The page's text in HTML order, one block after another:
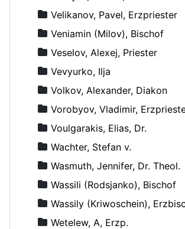
Velikanov, Pavel, Erzpriester
Veniamin (Milov), Bischof
Veselov, Alexej, Priester
Vevyurko, Ilja
Volkov, Alexander, Diakon
Vorobyov, Vladimir,
Voulgarakis, Elias, Dr.
Wachter, Stefan v.
Wasmuth, Jennifer, Dr. Theol.
Wassili (Rodsjanko), Bischof
Wassily (Kriwoschein),
Wetelew, A, Erzp.